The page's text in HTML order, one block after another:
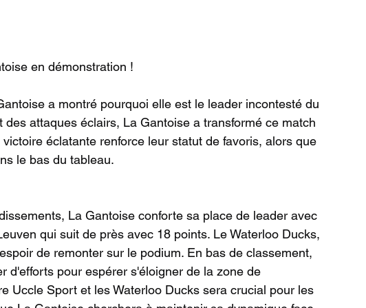
en démonstration !
a montré pourquoi elle est le leader incontesté du
attaques éclairs, La Gantoise a transformé ce match
éclatante renforce leur statut de favoris, alors que
le bas du tableau.
La Gantoise conforte sa place de leader avec
qui suit de près avec 18 points. Le Waterloo Ducks,
de remonter sur le podium. En bas de classement,
d'efforts pour espérer s'éloigner de la zone de
Uccle Sport et les Waterloo Ducks sera crucial pour les